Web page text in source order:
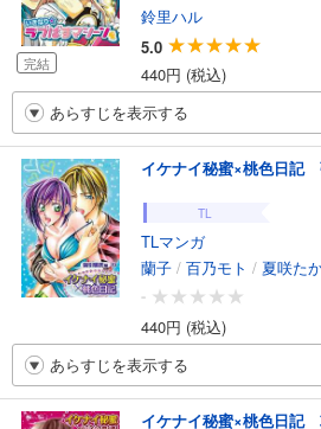
完結
鈴里ハル
5.0
440円 (税込)
あらすじを表示する
イケナイ秘蜜×桃色日記
TL
TLマンガ
蘭子 / 百乃モト / 夏咲た
-
440円 (税込)
あらすじを表示する
イケナイ秘蜜×桃色日記